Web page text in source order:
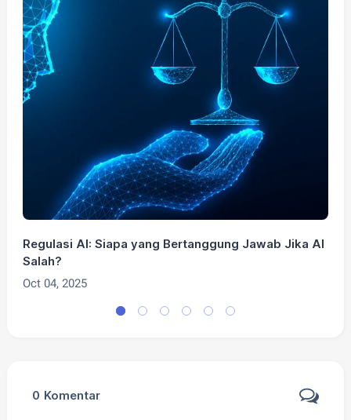
Regulasi AI: Siapa yang Bertanggung Jawab Jika AI
Salah?
Oct 04, 2025
0 Komentar